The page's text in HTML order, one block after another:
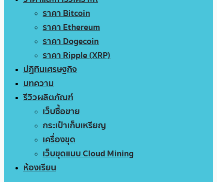
ราคา Bitcoin
ราคา Ethereum
ราคา Dogecoin
ราคา Ripple (XRP)
ปฏิทินเศรษฐกิจ
บทความ
รีวิวผลิตภัณฑ์
เว็บซื้อขาย
กระเป๋าเก็บเหรียญ
เครื่องขุด
เว็บขุดแบบ Cloud Mining
ห้องเรียน